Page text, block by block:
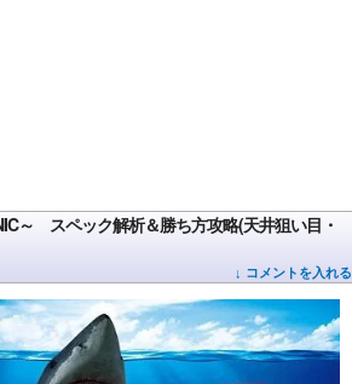
～ スペック解析＆勝ち方攻略(天井狙い目・
↓ コメントを入れる